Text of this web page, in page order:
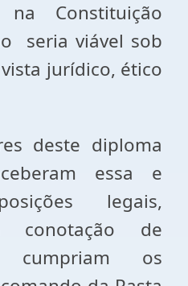
na Constituição
seria viável sob
jurídico, ético
deste diploma
essa e
legais,
conotação de
cumpriam os